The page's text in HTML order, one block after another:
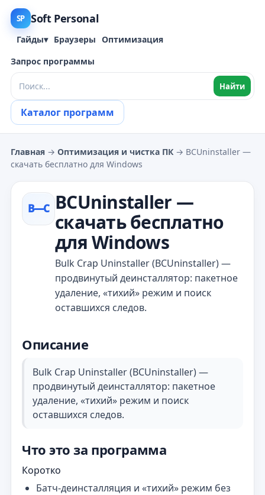
SP Soft Personal
Гайды▾ Браузеры Оптимизация
Запрос программы
Найти
Каталог программ
Главная → Оптимизация и чистка ПК → BCUninstaller —
скачать бесплатно для Windows
B—С BCUninstaller —
скачать бесплатно
для Windows
Bulk Crap Uninstaller (BCUninstaller) —
продвинутый деинсталлятор: пакетное
удаление, «тихий» режим и поиск
оставшихся следов.
Описание
Bulk Crap Uninstaller (BCUninstaller) —
продвинутый деинсталлятор: пакетное
удаление, «тихий» режим и поиск
оставшихся следов.
Что это за программа
Коротко
Батч‑деинсталляция и «тихий» режим без